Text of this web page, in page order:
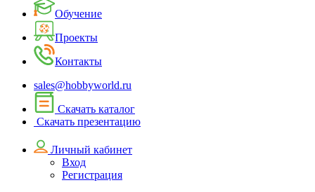
Обучение
Проекты
Контакты
sales@hobbyworld.ru
Скачать каталог
Скачать презентацию
Личный кабинет
Вход
Регистрация